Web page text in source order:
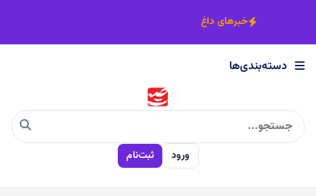
دسته‌بندی‌ها
اجتماعی
خبرهای داغ
دسته‌بندی‌ها
ورود ثبت‌نام